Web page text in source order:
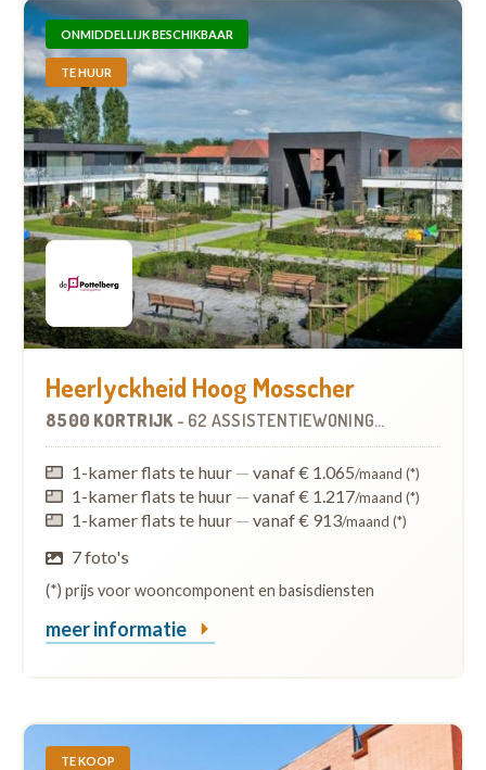
ONMIDDELLIJK BESCHIKBAAR
TE HUUR
Heerlyckheid Hoog Mosscher
8500 KORTRIJK - 62 ASSISTENTIEWONINGEN
1-kamer flats te huur — vanaf € 1.065/maand (*)
1-kamer flats te huur — vanaf € 1.217/maand (*)
1-kamer flats te huur — vanaf € 913/maand (*)
7 foto's
(*) prijs voor wooncomponent en basisdiensten
meer informatie
TE KOOP